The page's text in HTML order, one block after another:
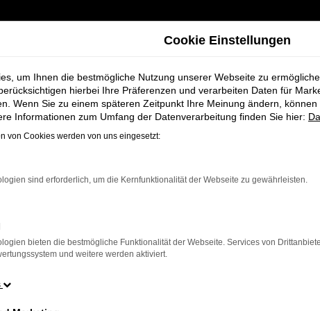
Fahrzeug-
Cookie Einstellungen
um Ihnen die bestmögliche Nutzung unserer Webseite zu
hierbei Ihre Präferenzen und verarbeiten Daten für
Wenn Sie zu einem späteren Zeitpunkt Ihre Meinung ändern,
Informationen zum Umfang der Datenverarbeitung finden Sie hier:
von Cookies werden von uns eingesetzt:
sind erforderlich, um die Kernfunktionalität der Webseite zu gewährleisten.
bieten die bestmögliche Funktionalität der Webseite. Services von
und weitere werden aktiviert.